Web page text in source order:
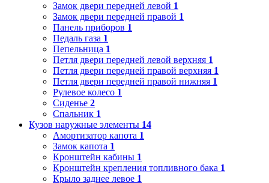
Замок двери передней левой 1
Замок двери передней правой 1
Панель приборов 1
Педаль газа 1
Пепельница 1
Петля двери передней левой верхняя 1
Петля двери передней правой верхняя 1
Петля двери передней правой нижняя 1
Рулевое колесо 1
Сиденье 2
Спальник 1
Кузов наружные элементы 14
Амортизатор капота 1
Замок капота 1
Кронштейн кабины 1
Кронштейн крепления топливного бака 1
Крыло заднее левое 1